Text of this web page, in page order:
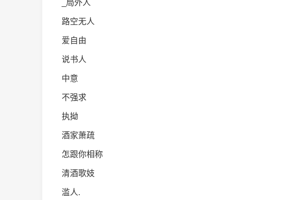
_局外人
路空无人
爱自由
说书人
中意
不强求
执拗
酒家萧疏
怎跟你相称
清酒歌妓
滥人.